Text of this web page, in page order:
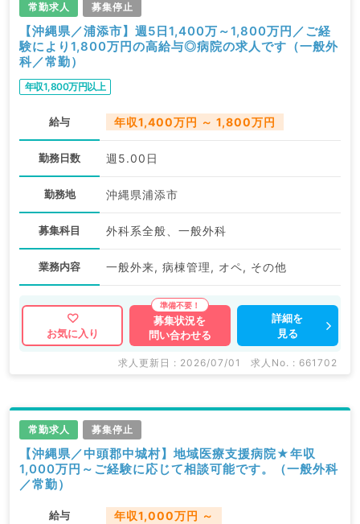
常勤求人 募集停止
【沖縄県／浦添市】週5日1,400万～1,800万円／ご経
験により1,800万円の高給与◎病院の求人です（一般外
科／常勤）
年収1,800万円以上
給与 年収1,400万円 ～ 1,800万円
勤務日数 週5.00日
勤務地 沖縄県浦添市
募集科目 外科系全般、一般外科
業務内容 一般外来, 病棟管理, オペ, その他
お気に入り
募集状況を
問い合わせる
詳細を
見る
求人更新日 : 2026/07/01 求人No. : 661702
常勤求人 募集停止
【沖縄県／中頭郡中城村】地域医療支援病院★年収
1,000万円～ご経験に応じて相談可能です。（一般外科
／常勤）
給与 年収1,000万円 ～